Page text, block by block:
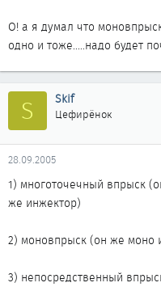
хочу знать сколько
топлива?
Насколько я знаю у
многоточечный впрыск,
осуществляется
давлением. Или я ошибаюсь
а32, 97г., VQ25DE, S-Touring
О! а я думал что
одно и тоже.....надо будет
S Skif
Цефирёнок
28.09.2005
1) многоточечный впрыск
же инжектор)
2) моновпрыск (он же моно
3) непосредственный